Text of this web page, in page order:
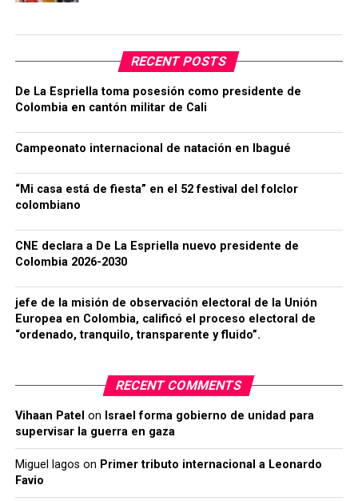
RECENT POSTS
De La Espriella toma posesión como presidente de
Colombia en cantón militar de Cali
Campeonato internacional de natación en Ibagué
“Mi casa está de fiesta” en el 52 festival del folclor
colombiano
CNE declara a De La Espriella nuevo presidente de
Colombia 2026-2030
jefe de la misión de observación electoral de la Unión
Europea en Colombia, calificó el proceso electoral de
“ordenado, tranquilo, transparente y fluido”.
RECENT COMMENTS
Vihaan Patel on Israel forma gobierno de unidad para
supervisar la guerra en gaza
Miguel lagos on Primer tributo internacional a Leonardo
Favio